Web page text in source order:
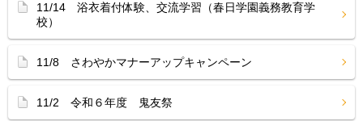
11/14 浴衣着付体験、交流学習（春日学園義務教育学
校）
11/8 さわやかマナーアップキャンペーン
11/2 令和６年度 鬼友祭